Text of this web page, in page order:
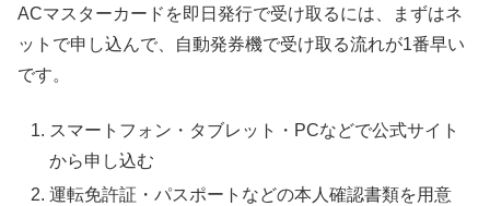
ACマスターカードを即日発行で受け取るには、まずはネ
ットで申し込んで、自動発券機で受け取る流れが1番早い
です。
スマートフォン・タブレット・PCなどで公式サイト
から申し込む
運転免許証・パスポートなどの本人確認書類を用意